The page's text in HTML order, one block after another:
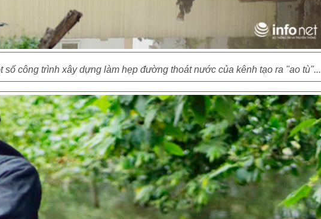
số công trình xây dựng làm hẹp đường thoát nước của kênh tạo ra "ao tù"...